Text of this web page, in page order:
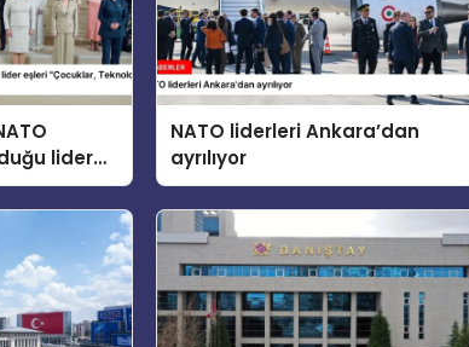
lider
ve
ele aldı
NATO liderleri Ankara’dan
ayrılıyor